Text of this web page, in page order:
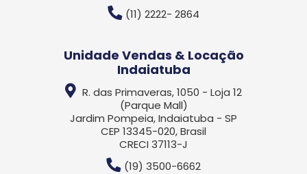
(11) 2222- 2864
Unidade Vendas & Locação
Indaiatuba
R. das Primaveras, 1050 - Loja 12
(Parque Mall)
Jardim Pompeia, Indaiatuba - SP
CEP 13345-020, Brasil
CRECI 37113-J
(19) 3500-6662